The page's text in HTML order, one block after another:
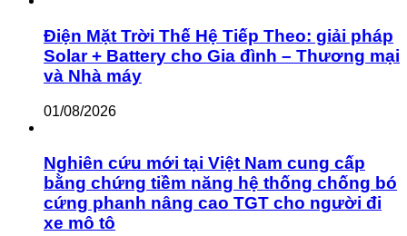
Điện Mặt Trời Thế Hệ Tiếp Theo: giải pháp
Solar + Battery cho Gia đình – Thương mại
và Nhà máy
01/08/2026
Nghiên cứu mới tại Việt Nam cung cấp
bằng chứng tiềm năng hệ thống chống bó
cứng phanh nâng cao TGT cho người đi
xe mô tô